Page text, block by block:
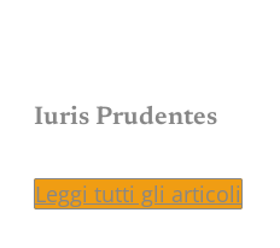
Iuris Prudentes
Leggi tutti gli articoli